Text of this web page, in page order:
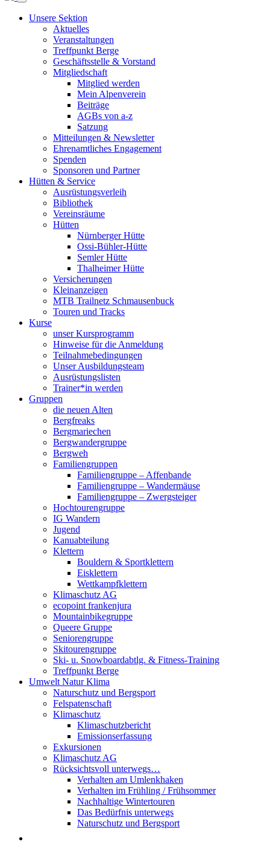
Unsere Sektion
Aktuelles
Veranstaltungen
Treffpunkt Berge
Geschäftsstelle & Vorstand
Mitgliedschaft
Mitglied werden
Mein Alpenverein
Beiträge
AGBs von a-z
Satzung
Mitteilungen & Newsletter
Ehrenamtliches Engagement
Spenden
Sponsoren und Partner
Hütten & Service
Ausrüstungsverleih
Bibliothek
Vereinsräume
Hütten
Nürnberger Hütte
Ossi-Bühler-Hütte
Semler Hütte
Thalheimer Hütte
Versicherungen
Kleinanzeigen
MTB Trailnetz Schmausenbuck
Touren und Tracks
Kurse
unser Kursprogramm
Hinweise für die Anmeldung
Teilnahmebedingungen
Unser Ausbildungsteam
Ausrüstungslisten
Trainer*in werden
Gruppen
die neuen Alten
Bergfreaks
Bergmariechen
Bergwandergruppe
Bergweh
Familiengruppen
Familiengruppe – Affenbande
Familiengruppe – Wandermäuse
Familiengruppe – Zwergsteiger
Hochtourengruppe
IG Wandern
Jugend
Kanuabteilung
Klettern
Bouldern & Sportklettern
Eisklettern
Wettkampfklettern
Klimaschutz AG
ecopoint frankenjura
Mountainbikegruppe
Queere Gruppe
Seniorengruppe
Skitourengruppe
Ski- u. Snowboardabtlg. & Fitness-Training
Treffpunkt Berge
Umwelt Natur Klima
Naturschutz und Bergsport
Felspatenschaft
Klimaschutz
Klimaschutzbericht
Emissionserfassung
Exkursionen
Klimaschutz AG
Rücksichtsvoll unterwegs…
Verhalten am Umlenkhaken
Verhalten im Frühling / Frühsommer
Nachhaltige Wintertouren
Das Bedürfnis unterwegs
Naturschutz und Bergsport